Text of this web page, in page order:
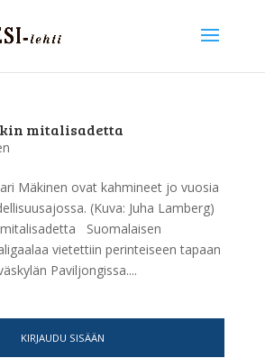
mitalisadetta
Mäkinen ovat kahmineet jo vuosia
(Kuva: Juha Lamberg)
Suomalaisen
vietettiin perinteiseen tapaan
Paviljongissa....
KIRJAUDU SISÄÄN